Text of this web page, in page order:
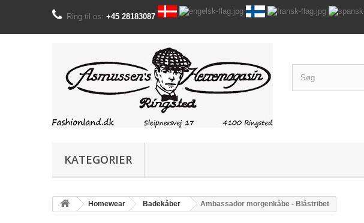
Ring til os: +45 28183087
KATEGORIER
Homewear Badekåber Ambassador morgenkåbe - Blåstribet